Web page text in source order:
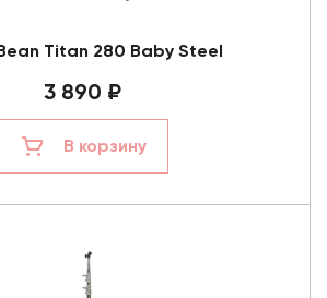
Titan 280 Baby Steel
3 890 ₽
В корзину